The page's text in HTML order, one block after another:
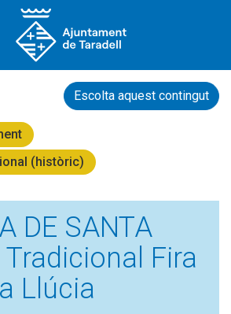
Escolta aquest contingut
(històric)
DE SANTA
Tradicional Fira
Llúcia